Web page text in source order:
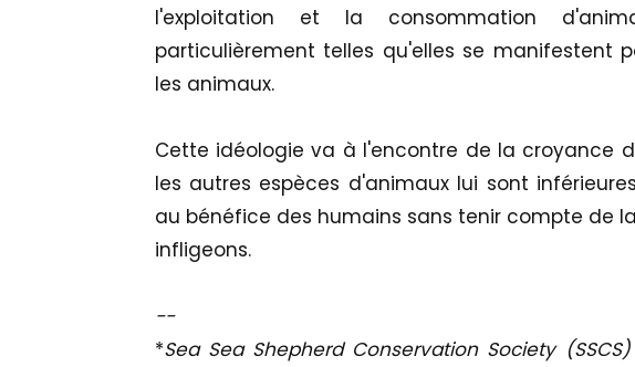
l'exploitation et la consommation
particulièrement telles qu'elles se manifestent
les animaux.
Cette idéologie va à l'encontre de la croyance
les autres espèces d'animaux lui sont
au bénéfice des humains sans tenir compte de
infligeons.
--
*Sea Sea Shepherd Conservation Society